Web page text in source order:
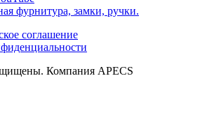
соглашение
Компания APECS